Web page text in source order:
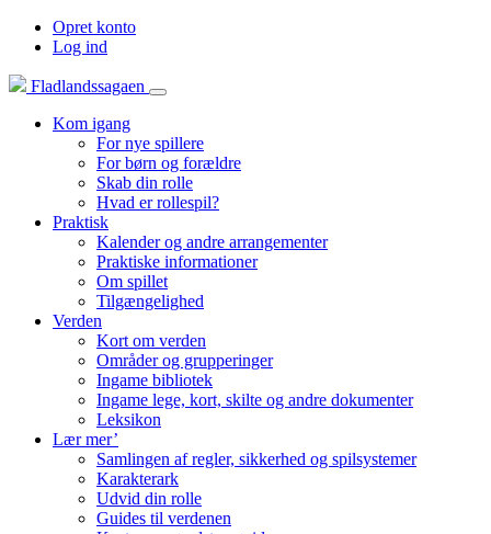
Opret konto
Log ind
Fladlandssagaen
Kom igang
For nye spillere
For børn og forældre
Skab din rolle
Hvad er rollespil?
Praktisk
Kalender og andre arrangementer
Praktiske informationer
Om spillet
Tilgængelighed
Verden
Kort om verden
Områder og grupperinger
Ingame bibliotek
Ingame lege, kort, skilte og andre dokumenter
Leksikon
Lær mer’
Samlingen af regler, sikkerhed og spilsystemer
Karakterark
Udvid din rolle
Guides til verdenen